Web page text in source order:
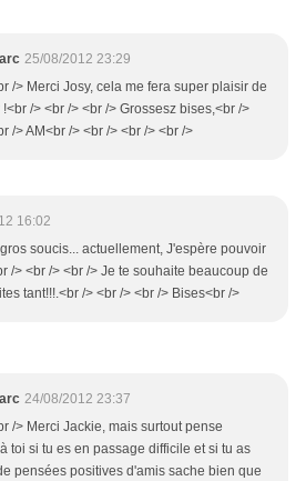
25/08/2012 23:29
/> Merci Josy, cela me fera super plaisir de
/> <br /> <br /> Grossesz bises,<br />
/> AM<br /> <br /> <br /> <br />
16:02
soucis... actuellement, J'espère pouvoir
/> <br /> <br /> Je te souhaite beaucoup de
tant!!!.<br /> <br /> <br /> Bises<br />
24/08/2012 23:37
/> Merci Jackie, mais surtout pense
toi si tu es en passage difficile et si tu as
pensées positives d'amis sache bien que